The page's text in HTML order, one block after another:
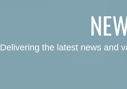
Delivering the latest news and